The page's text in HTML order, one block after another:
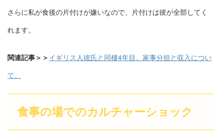
さらに私が食後の片付けが嫌いなので、片付けは彼が全部してく
れます。
関連記事＞＞ イギリス人彼氏と同棲4年目。家事分担と収入につい
て。
食事の場でのカルチャーショック